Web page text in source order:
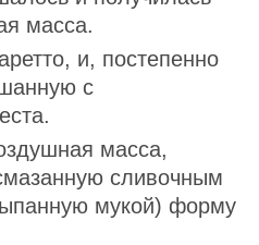
масса.
и, постепенно
с
масса,
сливочным
мукой) форму